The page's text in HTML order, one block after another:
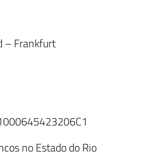
– Frankfurt
no Estado do Rio